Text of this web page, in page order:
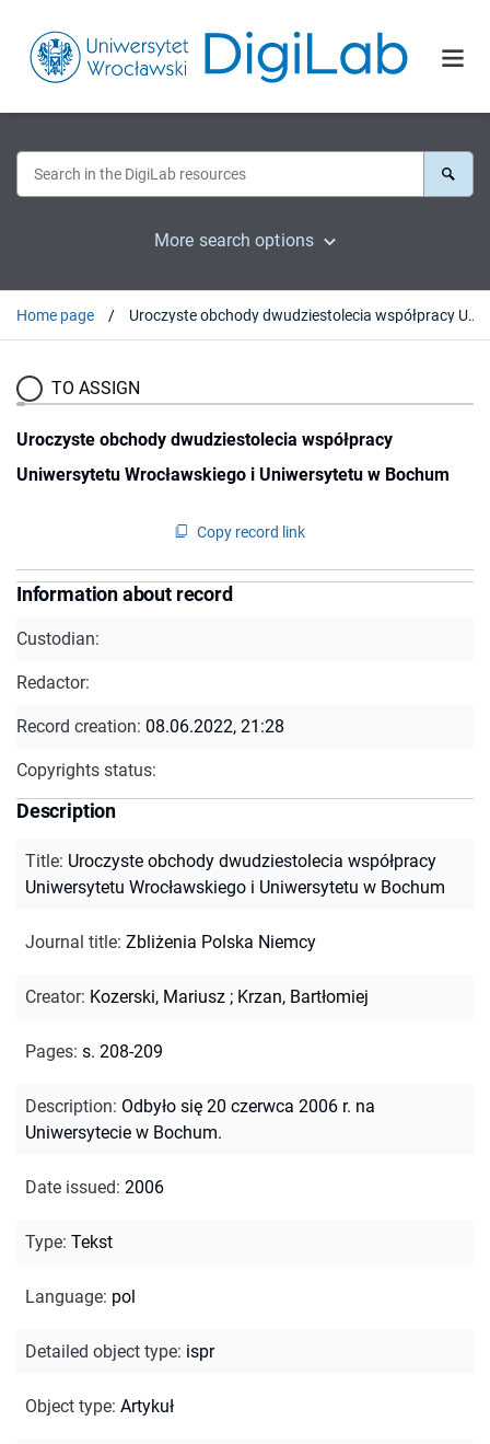
More search options
Home page Uroczyste obchody dwudziestolecia współpracy Uniwersytetu Wrocławskiego i Uniwersytetu w Bochum
TO ASSIGN
Uroczyste obchody dwudziestolecia współpracy
Uniwersytetu Wrocławskiego i Uniwersytetu w Bochum
Copy record link
Information about record
Custodian:
Redactor:
Record creation: 08.06.2022, 21:28
Copyrights status:
Description
Title: Uroczyste obchody dwudziestolecia współpracy
Uniwersytetu Wrocławskiego i Uniwersytetu w Bochum
Journal title: Zbliżenia Polska Niemcy
Creator: Kozerski, Mariusz ; Krzan, Bartłomiej
Pages: s. 208-209
Description: Odbyło się 20 czerwca 2006 r. na
Uniwersytecie w Bochum.
Date issued: 2006
Type: Tekst
Language: pol
Detailed object type: ispr
Object type: Artykuł